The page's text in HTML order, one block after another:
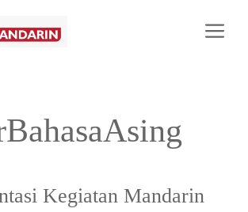
Kegiatan Mandarin